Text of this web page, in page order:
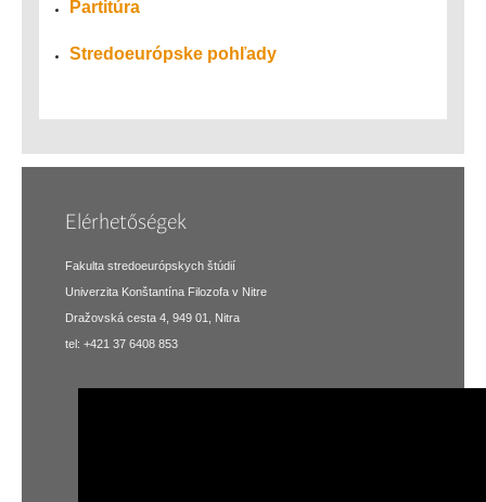
Partitúra
Stredoeurópske pohľady
Elérhetőségek
Fakulta stredoeurópskych štúdií
Univerzita Konštantína Filozofa v Nitre
Dražovská cesta 4, 949 01, Nitra
tel: +421 37 6408 853